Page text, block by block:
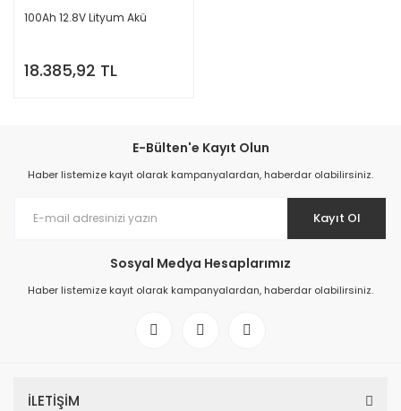
100Ah 12.8V Lityum Akü
18.385,92 TL
E-Bülten'e Kayıt Olun
Haber listemize kayıt olarak kampanyalardan, haberdar olabilirsiniz.
Kayıt Ol
Sosyal Medya Hesaplarımız
Haber listemize kayıt olarak kampanyalardan, haberdar olabilirsiniz.
İLETİŞİM